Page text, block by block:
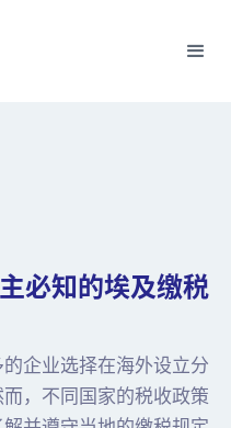
必知的埃及缴税
企业选择在海外设立分
，不同国家的税收政策